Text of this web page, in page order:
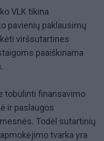
VLK tikina
pavienių paklausimų
viršsutartines
paaiškinama
tobulinti finansavimo
ir paslaugos
Todėl sutartinių
tvarka yra